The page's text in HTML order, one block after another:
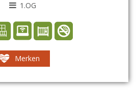
1.OG
Merken